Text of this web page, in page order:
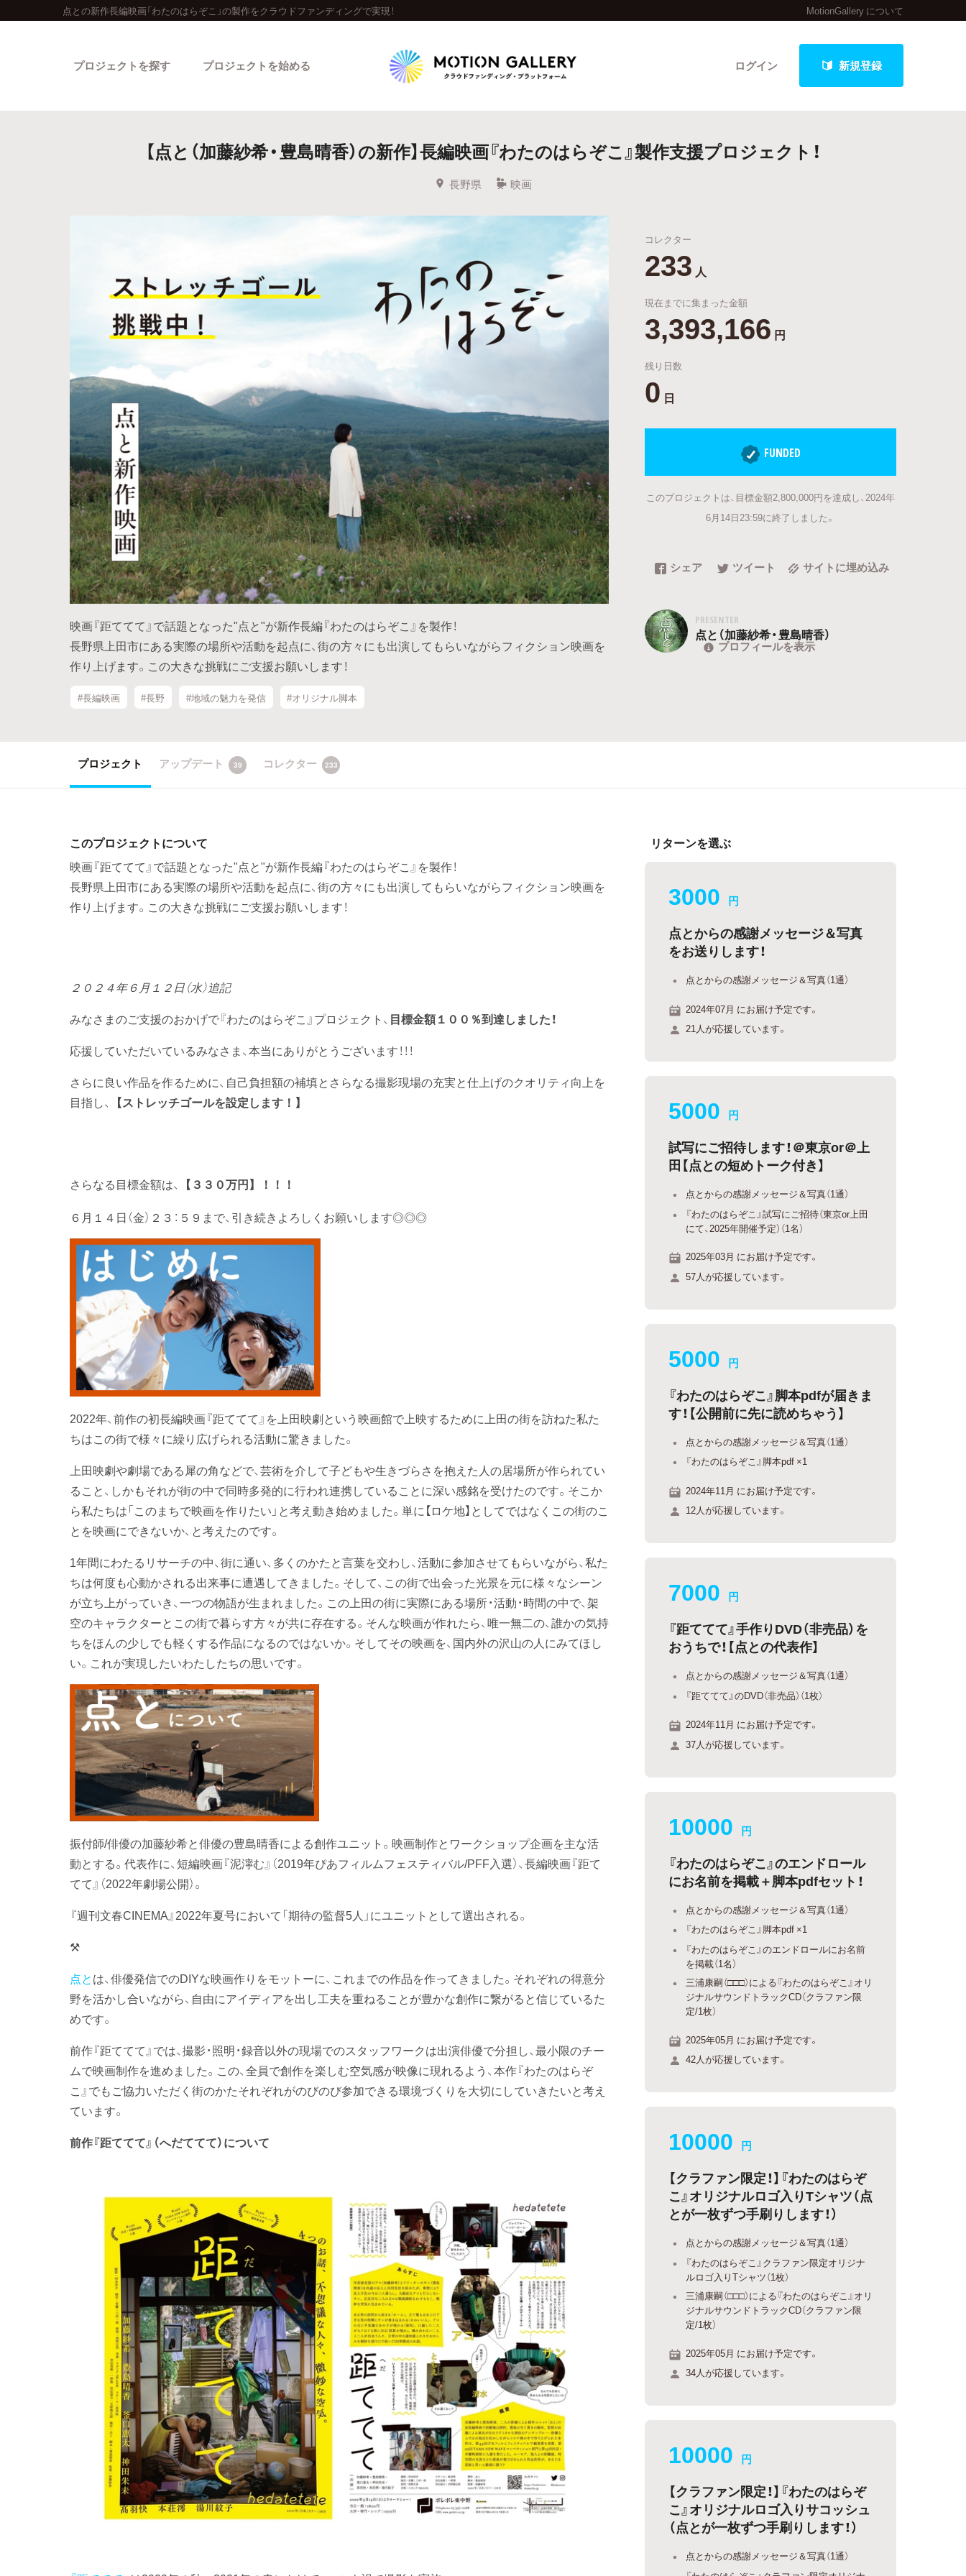
点との新作長編映画「わたのはらぞこ」の製作をクラウドファンディングで実現！ MotionGallery について
ログイン 新規登録
プロジェクトを探す
人気のプロジェクト 新着プロジェクト 終了間近のプロジェクト
Feature
キュレーターから探す 特集から探す 最新進捗報告から探す
Legendary
最新達成プロジェクト 調達額が大きいプロジェクト
プロジェクトを始める
【点と（加藤紗希・豊島晴香）の新作】長編映画『わたのはらぞこ』製作支援プロジェクト！
長野県 映画
映画『距ててて』で話題となった"点と"が新作長編『わたのはらぞこ』を製作！
長野県上田市にある実際の場所や活動を起点に、街の方々にも出演してもらいながらフィクション映画を
作り上げます。この大きな挑戦にご支援お願いします！
#長編映画 #長野 #地域の魅力を発信 #オリジナル脚本
コレクター
233 人
現在までに集まった金額
3,393,166 円
残り日数
0 日
FUNDED
このプロジェクトは、目標金額2,800,000円を達成し、2024年
6月14日23:59に終了しました。
シェア ツイート サイトに埋め込み
PRESENTER
点と（加藤紗希・豊島晴香）
プロフィールを表示
プロジェクト アップデート 39 コレクター 233
このプロジェクトについて
映画『距ててて』で話題となった"点と"が新作長編『わたのはらぞこ』を製作！
長野県上田市にある実際の場所や活動を起点に、街の方々にも出演してもらいながらフィクション映画を
作り上げます。この大きな挑戦にご支援お願いします！
２０２４年６月１２日（水）追記
みなさまのご支援のおかげで『わたのはらぞこ』プロジェクト、 目標金額１００％到達しました！
応援していただいているみなさま、本当にありがとうございます！！！
さらに良い作品を作るために、自己負担額の補填とさらなる撮影現場の充実と仕上げのクオリティ向上を
目指し、
【ストレッチゴールを設定します！】
さらなる目標金額は、 【３３０万円】！！！
６月１４日（金）２３：５９まで、引き続きよろしくお願いします◎◎◎
2022年、前作の初長編映画『距ててて』を上田映劇という映画館で上映するために上田の街を訪ねた私た
ちはこの街で様々に繰り広げられる活動に驚きました。
上田映劇や劇場である犀の角などで、芸術を介して子どもや生きづらさを抱えた人の居場所が作られてい
ること、しかもそれが街の中で同時多発的に行われ連携していることに深い感銘を受けたのです。そこか
ら私たちは「このまちで映画を作りたい」と考え動き始めました。単に【ロケ地】としてではなくこの街のこ
とを映画にできないか、と考えたのです。
1年間にわたるリサーチの中、街に通い、多くのかたと言葉を交わし、活動に参加させてもらいながら、私た
ちは何度も心動かされる出来事に遭遇してきました。そして、この街で出会った光景を元に様々なシーン
が立ち上がっていき、一つの物語が生まれました。この上田の街に実際にある場所・活動・時間の中で、架
空のキャラクターとこの街で暮らす方々が共に存在する。そんな映画が作れたら、唯一無二の、誰かの気持
ちをほんの少しでも軽くする作品になるのではないか。そしてその映画を、国内外の沢山の人にみてほし
い。これが実現したいわたしたちの思いです。
振付師/俳優の加藤紗希と俳優の豊島晴香による創作ユニット。映画制作とワークショップ企画を主な活
動とする。代表作に、短編映画『泥濘む』（2019年ぴあフィルムフェスティバル/PFF入選）、長編映画『距て
てて』（2022年劇場公開）。
『週刊文春CINEMA』2022年夏号において「期待の監督5人」にユニットとして選出される。
⚒️
点とは、俳優発信でのDIYな映画作りをモットーに、これまでの作品を作ってきました。それぞれの得意分
野を活かし合いながら、自由にアイディアを出し工夫を重ねることが豊かな創作に繋がると信じているた
めです。
前作『距ててて』では、撮影・照明・録音以外の現場でのスタッフワークは出演俳優で分担し、最小限のチー
ムで映画制作を進めました。この、全員で創作を楽しむ空気感が映像に現れるよう、本作『わたのはらぞ
こ』でもご協力いただく街のかたそれぞれがのびのび参加できる環境づくりを大切にしていきたいと考え
ています。
前作『距ててて』（へだててて）について
リターンを選ぶ
3000 円
点とからの感謝メッセージ＆写真
をお送りします！
点とからの感謝メッセージ＆写真（1通）
2024年07月 にお届け予定です。
21人が応援しています。
5000 円
試写にご招待します！＠東京or＠上
田【点との短めトーク付き】
点とからの感謝メッセージ＆写真（1通）
『わたのはらぞこ』試写にご招待（東京or上田
にて、2025年開催予定）（1名）
2025年03月 にお届け予定です。
57人が応援しています。
5000 円
『わたのはらぞこ』脚本pdfが届きま
す！【公開前に先に読めちゃう】
点とからの感謝メッセージ＆写真（1通）
『わたのはらぞこ』脚本pdf ×1
2024年11月 にお届け予定です。
12人が応援しています。
7000 円
『距ててて』手作りDVD（非売品）を
おうちで！【点との代表作】
点とからの感謝メッセージ＆写真（1通）
『距ててて』のDVD（非売品）（1枚）
2024年11月 にお届け予定です。
37人が応援しています。
10000 円
『わたのはらぞこ』のエンドロール
にお名前を掲載＋脚本pdfセット！
点とからの感謝メッセージ＆写真（1通）
『わたのはらぞこ』脚本pdf ×1
『わたのはらぞこ』のエンドロールにお名前
を掲載（1名）
三浦康嗣（□□□）による『わたのはらぞこ』オリ
ジナルサウンドトラックCD（クラファン限
定/1枚）
2025年05月 にお届け予定です。
42人が応援しています。
10000 円
【クラファン限定！】『わたのはらぞ
こ』オリジナルロゴ入りTシャツ（点
とが一枚ずつ手刷りします！）
点とからの感謝メッセージ＆写真（1通）
『わたのはらぞこ』クラファン限定オリジナ
ルロゴ入りTシャツ（1枚）
三浦康嗣（□□□）による『わたのはらぞこ』オリ
ジナルサウンドトラックCD（クラファン限
定/1枚）
2025年05月 にお届け予定です。
34人が応援しています。
10000 円
【クラファン限定！】『わたのはらぞ
こ』オリジナルロゴ入りサコッシュ
（点とが一枚ずつ手刷りします！）
点とからの感謝メッセージ＆写真（1通）